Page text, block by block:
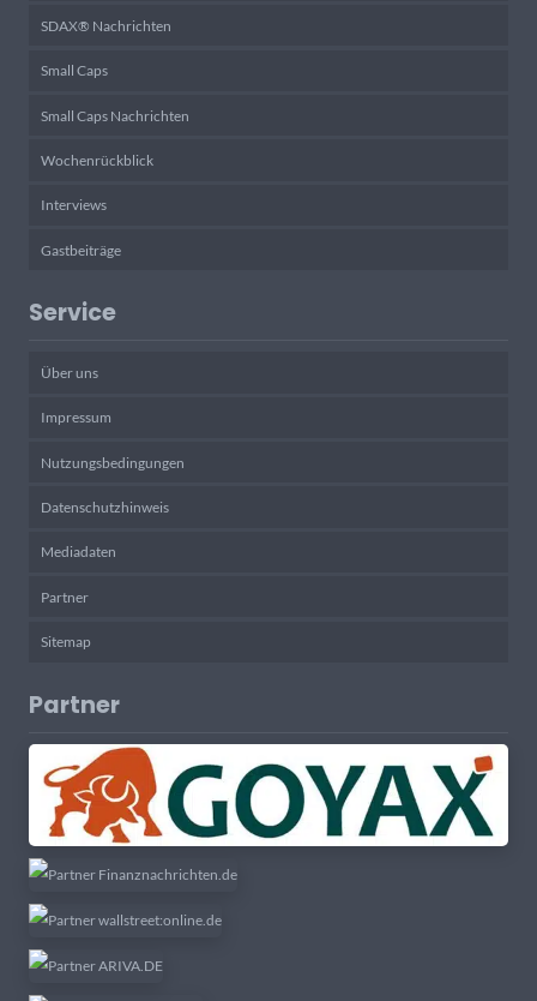
SDAX® Nachrichten
Small Caps
Small Caps Nachrichten
Wochenrückblick
Interviews
Gastbeiträge
Service
Über uns
Impressum
Nutzungsbedingungen
Datenschutzhinweis
Mediadaten
Partner
Sitemap
Partner